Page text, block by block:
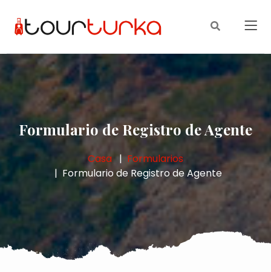
Formulario de Registro de Agente
Casa
Formularios
Formulario de Registro de Agente